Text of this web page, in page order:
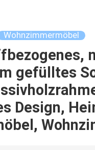
Wohnzimmermöbel
gefülltes
Design,